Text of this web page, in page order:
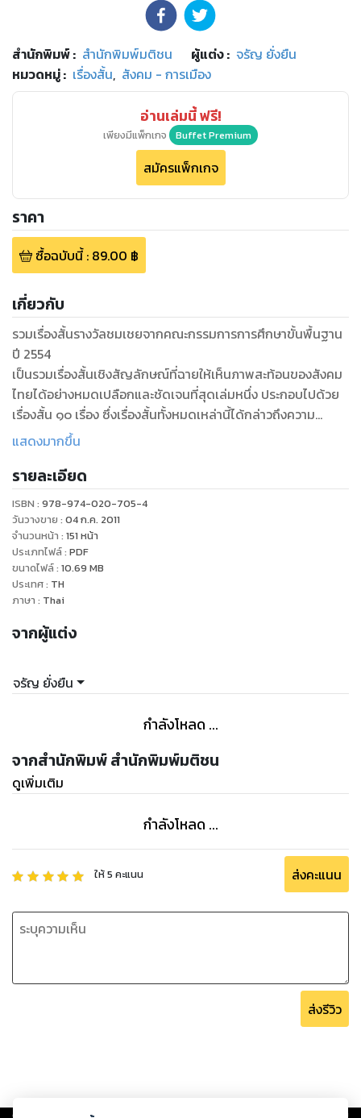
สำนักพิมพ์: สำนักพิมพ์มติชน ผู้แต่ง : จรัญ ยั่งยืน
หมวดหมู่: เรื่องสั้น, สังคม - การเมือง
อ่านเล่มนี้ ฟรี!
เพียงมีแพ็กเกจ Buffet Premium
สมัครแพ็กเกจ
ราคา
ซื้อฉบับนี้: 89.00 ฿
เกี่ยวกับ
รวมเรื่องสั้นรางวัลชมเชยจากคณะกรรมการการศึกษาขั้นพื้นฐาน
ปี 2554
เป็นรวมเรื่องสั้นเชิงสัญลักษณ์ที่ฉายให้เห็นภาพสะท้อนของสังคม
ไทยได้อย่างหมดเปลือกและชัดเจนที่สุดเล่มหนึ่ง ประกอบไปด้วย
เรื่องสั้น ๑๐ เรื่อง ซึ่งเรื่องสั้นทั้งหมดเหล่านี้ได้กล่าวถึงความ
รุนแรงทางการเมือง ความขัดแย้งของปัจเจกชนที่นำไปสู่เรื่องเศร้า
ใหญ่
แสดงมากขึ้น
รายละเอียด
ISBN : 978-974-020-705-4
วันวางขาย : 04 ก.ค. 2011
จำนวนหน้า : 151 หน้า
ประเภทไฟล์: PDF
ขนาดไฟล์: 10.69 MB
ประเทศ: TH
ภาษา : Thai
จากผู้แต่ง
จรัญ ยั่งยืน
กำลังโหลด ...
จากสำนักพิมพ์ สำนักพิมพ์มติชน
ดูเพิ่มเติม
กำลังโหลด ...
ให้5 คะแนน ส่งคะแนน
ส่งรีวิว